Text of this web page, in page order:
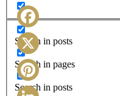
Search in posts
Search in pages
Search in posts
Facebook
X
Pinterest